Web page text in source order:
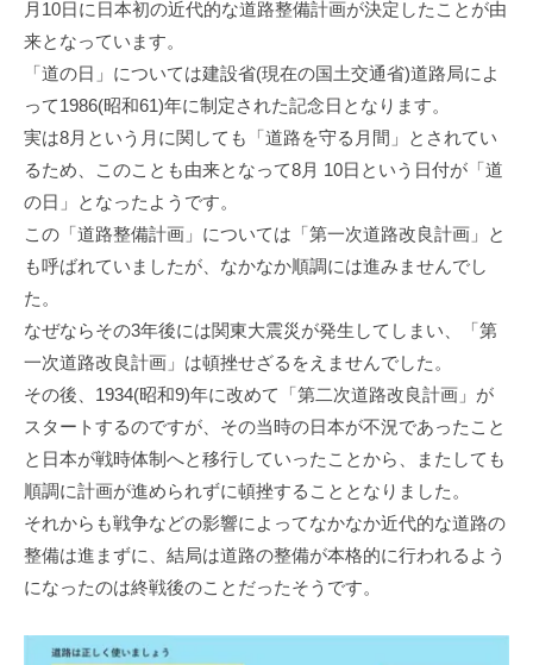
月10日に日本初の近代的な道路整備計画が決定したことが由
来となっています。
「道の日」については建設省(現在の国土交通省)道路局によ
って1986(昭和61)年に制定された記念日となります。
実は8月という月に関しても「道路を守る月間」とされてい
るため、このことも由来となって8月 10日という日付が「道
の日」となったようです。
この「道路整備計画」については「第一次道路改良計画」と
も呼ばれていましたが、なかなか順調には進みませんでし
た。
なぜならその3年後には関東大震災が発生してしまい、「第
一次道路改良計画」は頓挫せざるをえませんでした。
その後、1934(昭和9)年に改めて「第二次道路改良計画」が
スタートするのですが、その当時の日本が不況であったこと
と日本が戦時体制へと移行していったことから、またしても
順調に計画が進められずに頓挫することとなりました。
それからも戦争などの影響によってなかなか近代的な道路の
整備は進まずに、結局は道路の整備が本格的に行われるよう
になったのは終戦後のことだったそうです。